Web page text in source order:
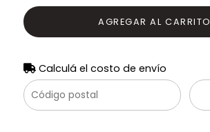
AGREGAR AL CARRITO
Calculá el costo de envío